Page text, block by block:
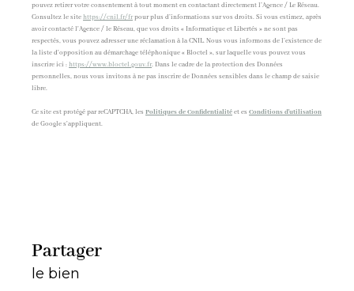
pouvez retirer votre consentement à tout moment en contactant directement l’Agence / Le Réseau.
Consultez le sitehttps://cnil.fr/frpour plus d’informations sur vos droits. Si vous estimez, après
avoir contacté l'Agence / le Réseau, que vos droits « Informatique et Libertés » ne sont pas
respectés, vous pouvez adresser une réclamation à la CNIL. Nous vous informons de l’existence de
la liste d'opposition au démarchage téléphonique « Bloctel », sur laquelle vous pouvez vous
inscrire ici :https://www.bloctel.gouv.fr. Dans le cadre de la protection des Données
personnelles, nous vous invitons à ne pas inscrire de Données sensibles dans le champ de saisie
libre.
Ce site est protégé par reCAPTCHA, les Politiques de Confidentialitéet es Conditions d'utilisation
de Google s'appliquent.
partager
le bien